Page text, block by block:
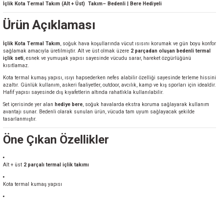
İçlik Kota Termal Takım (Alt + Üst) Takım– Bedenli | Bere Hediyeli
Ürün Açıklaması
İçlik Kota Termal Takım , soğuk hava koşullarında vücut ısısını korumak ve gün boyu konfor
sağlamak amacıyla üretilmiştir. Alt ve üst olmak üzere 2 parçadan oluşan bedenli termal
içlik seti , esnek ve yumuşak yapısı sayesinde vücudu sarar, hareket özgürlüğünü
kısıtlamaz.
Kota termal kumaş yapısı, ısıyı hapsederken nefes alabilir özelliği sayesinde terleme hissini
azaltır. Günlük kullanım, askeri faaliyetler, outdoor, avcılık, kamp ve kış sporları için idealdir.
Hafif yapısı sayesinde dış kıyafetlerin altında rahatlıkla kullanılabilir.
Set içerisinde yer alan hediye bere , soğuk havalarda ekstra koruma sağlayarak kullanım
avantajı sunar. Bedenli olarak sunulan ürün, vücuda tam uyum sağlayacak şekilde
tasarlanmıştır.
Öne Çıkan Özellikler
Alt + üst 2 parçalı termal içlik takımı
Kota termal kumaş yapısı